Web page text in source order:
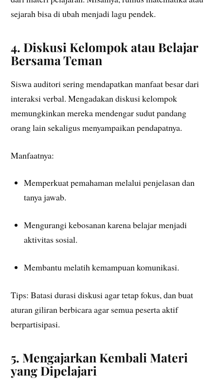
sejarah bisa di ubah menjadi lagu pendek.
4. Diskusi Kelompok atau Belajar
Bersama Teman
Siswa auditori sering mendapatkan manfaat besar dari
interaksi verbal. Mengadakan diskusi kelompok
memungkinkan mereka mendengar sudut pandang
orang lain sekaligus menyampaikan pendapatnya.
Manfaatnya:
Memperkuat pemahaman melalui penjelasan dan
tanya jawab.
Mengurangi kebosanan karena belajar menjadi
aktivitas sosial.
Membantu melatih kemampuan komunikasi.
Tips: Batasi durasi diskusi agar tetap fokus, dan buat
aturan giliran berbicara agar semua peserta aktif
berpartisipasi.
5. Mengajarkan Kembali Materi
yang Dipelajari